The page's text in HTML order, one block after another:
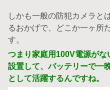
しかも一般の防犯カメラと
るおかげで、どこか一ヶ所
す。
つまり家庭用100V電源が
設置して、バッテリーで一
として活躍するんですね。